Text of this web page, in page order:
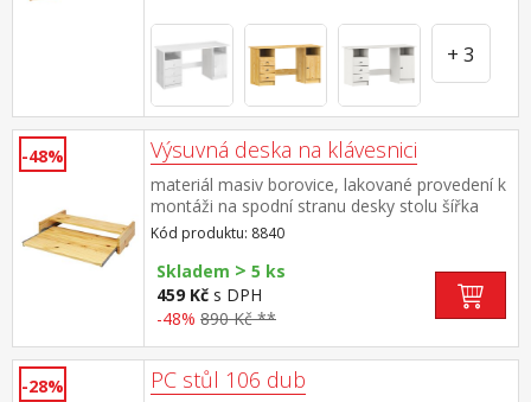
+ 3
-48% Výsuvná deska na klávesnici
materiál masiv borovice, lakované provedení k
montáži na spodní stranu desky stolu šířka
výsuvné police 47 cm vhodný doplněk ke
stolům 8844, 8847, 8074, 8074K, 8090 a
8090K
Kód produktu: 8840
Skladem > 5 ks
459 Kč s DPH
-48% 890 Kč **
-28% PC stůl 106 dub